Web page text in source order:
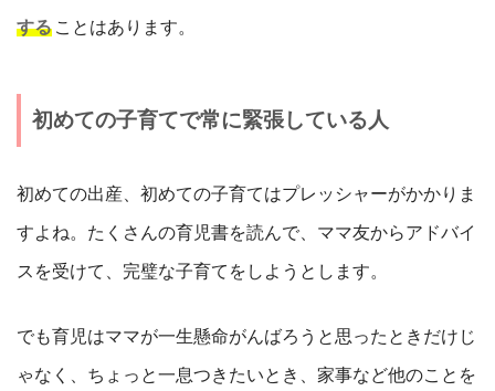
する ことはあります。
初めての子育てで常に緊張している人
初めての出産、初めての子育てはプレッシャーがかかりま
すよね。たくさんの育児書を読んで、ママ友からアドバイ
スを受けて、完璧な子育てをしようとします。
でも育児はママが一生懸命がんばろうと思ったときだけじ
ゃなく、ちょっと一息つきたいとき、家事など他のことを